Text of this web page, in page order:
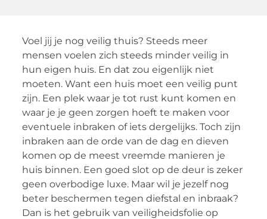
Voel jij je nog veilig thuis? Steeds meer
mensen voelen zich steeds minder veilig in
hun eigen huis. En dat zou eigenlijk niet
moeten. Want een huis moet een veilig punt
zijn. Een plek waar je tot rust kunt komen en
waar je je geen zorgen hoeft te maken voor
eventuele inbraken of iets dergelijks. Toch zijn
inbraken aan de orde van de dag en dieven
komen op de meest vreemde manieren je
huis binnen. Een goed slot op de deur is zeker
geen overbodige luxe. Maar wil je jezelf nog
beter beschermen tegen diefstal en inbraak?
Dan is het gebruik van veiligheidsfolie op